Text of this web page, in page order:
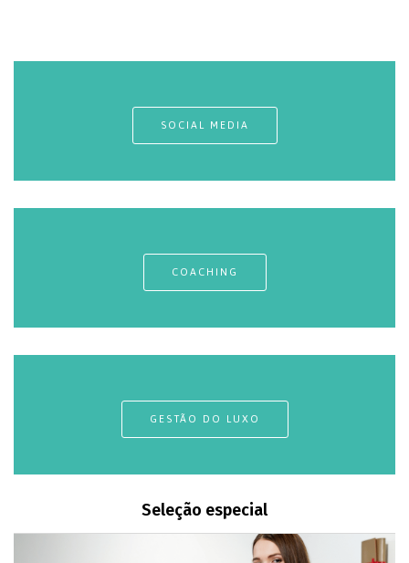
SOCIAL MEDIA
COACHING
GESTÃO DO LUXO
Seleção especial